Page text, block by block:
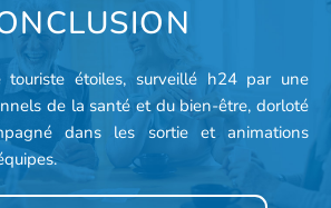
touriste étoiles, surveillé h24 par une
de la santé et du bien-être, dorloté
dans les sortie et animations